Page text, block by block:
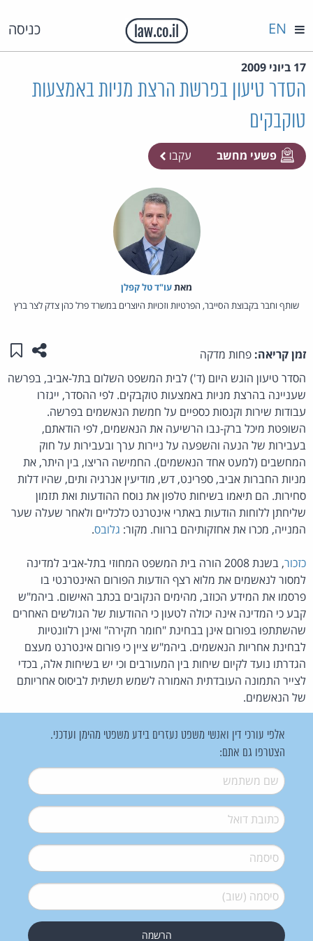
כניסה EN
17 ביוני 2009
הסדר טיעון בפרשת הרצת מניות באמצעות
טוקבקים
פשעי מחשב עקבו
מאת‏עו"ד טל קפלן
שותף וחבר בקבוצת הסייבר, הפרטיות וזכויות היוצרים במשרד פרל כהן צדק לצר ברץ
זמן קריאה: פחות מדקה שתפו
הסדר טיעון הוגש היום (ד') לבית המשפט השלום בתל-אביב, בפרשה
שעניינה בהרצת מניות באמצעות טוקבקים. לפי ההסדר, ייגזרו
עבודות שירות וקנסות כספיים על חמשת הנאשמים בפרשה.
השופטת מיכל ברק-נבו הרשיעה את הנאשמים, לפי הודאתם,
בעבירות של הנעה והשפעה על ניירות ערך ובעבירות על חוק
המחשבים (למעט אחד הנאשמים). החמישה הריצו, בין היתר, את
מניות החברות אביב, ספרינט, דש, מודיעין אנרגיה ותים, שהיו דלות
סחירות. הם תיאמו בשיחות טלפון את נוסח ההודעות ואת תזמון
שליחתן ללוחות הודעות באתרי אינטרנט כלכליים ולאחר שעלה שער
המנייה, מכרו את אחזקותיהם ברווח. מקור: גלובס.
כזכור
, בשנת 2008 הורה בית המשפט המחוזי בתל-אביב למדינה
למסור לנאשמים את מלוא רצף הודעות הפורום האינטרנטי בו
פרסמו את המידע הכוזב, מהימים הנקובים בכתב האישום. ביהמ"ש
קבע כי המדינה אינה יכולה לטעון כי ההודעות של הגולשים האחרים
שהשתתפו בפורום אינן בבחינת "חומר חקירה" ואינן רלוונטיות
לבחינת אחריות הנאשמים. ביהמ"ש ציין כי פורום אינטרנט מעצם
הגדרתו נועד לקיום שיחות בין המעורבים וכי יש בשיחות אלה, בכדי
לצייר התמונה העובדתית האמורה לשמש תשתית לביסוס אחריותם
של הנאשמים.
אלפי עורכי דין ואנשי משפט נעזרים בידע משפטי מהימן ועדכני.
הצטרפו גם אתם:
שם משתמש*
דואל*
סיסמה*
סיסמה (שוב)*